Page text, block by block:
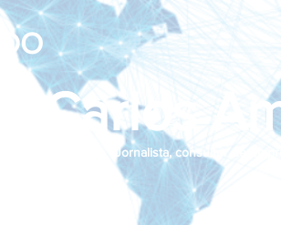
Carlos
Jornalista, consultor de